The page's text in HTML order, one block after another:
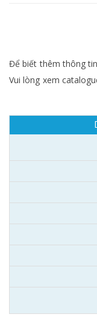
Để biết thêm thông
Vui lòng xem